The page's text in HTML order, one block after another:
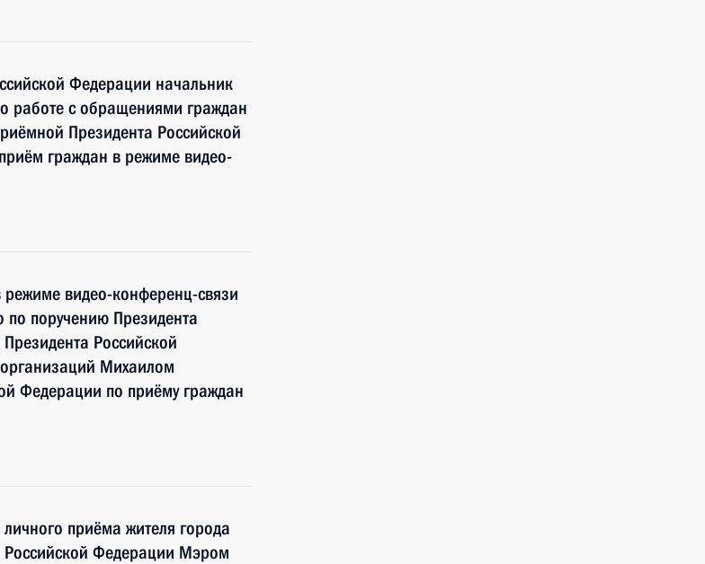
Федерации начальник
работе с обращениями граждан
Президента Российской
граждан в режиме видео-
видео-конференц-связи
по поручению Президента
Российской
Михаилом
Федерации по приёму граждан
приёма жителя города
Российской Федерации Мэром